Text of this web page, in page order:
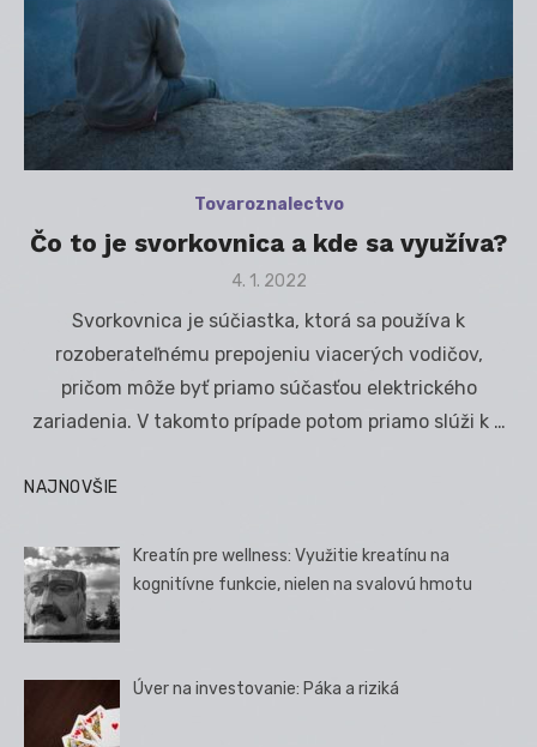
Tovaroznalectvo
Čo to je svorkovnica a kde sa využíva?
Posted
4. 1. 2022
Svorkovnica je súčiastka, ktorá sa používa k
rozoberateľnému prepojeniu viacerých vodičov,
pričom môže byť priamo súčasťou elektrického
zariadenia. V takomto prípade potom priamo slúži k …
NAJNOVŠIE
Kreatín pre wellness: Využitie kreatínu na
kognitívne funkcie, nielen na svalovú hmotu
Úver na investovanie: Páka a riziká